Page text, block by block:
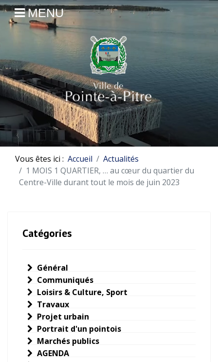
MENU
Vous êtes ici : Accueil
Actualités
1 MOIS 1 QUARTIER, … au cœur du quartier du
Centre-Ville durant tout le mois de juin 2023
Catégories
Général
Communiqués
Loisirs & Culture, Sport
Travaux
Projet urbain
Portrait d'un pointois
Marchés publics
AGENDA